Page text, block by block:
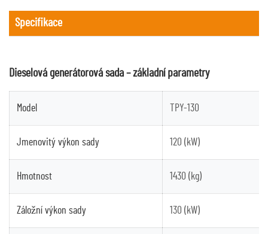
Specifikace
Dieselová generátorová sada – základní parametry
Model TPY-130
Jmenovitý výkon sady 120 (kW)
Hmotnost 1430 (kg)
Záložní výkon sady 130 (kW)